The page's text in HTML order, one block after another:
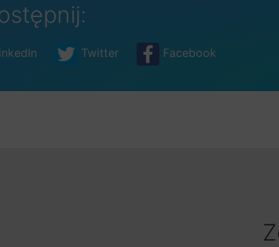
Twitter Facebook